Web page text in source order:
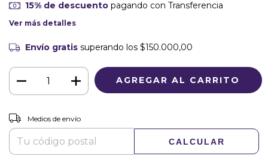
15% de descuentopagando con Transferencia
Ver más detalles
Envío gratis superando los $150.000,00
Entregas para el CP:
Medios de envío
CALCULAR